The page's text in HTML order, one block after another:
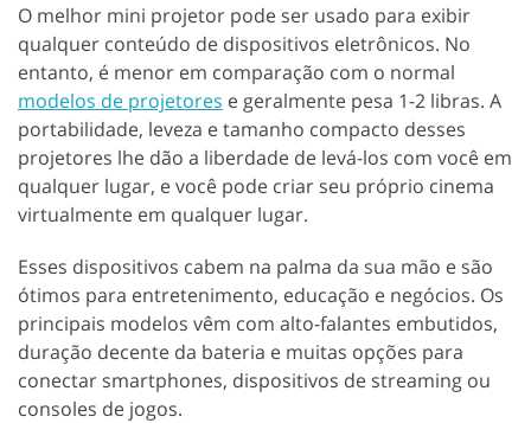
O melhor mini projetor pode ser usado para exibir
qualquer conteúdo de dispositivos eletrônicos. No
entanto, é menor em comparação com o normal
modelos de projetores e geralmente pesa 1-2 libras. A
portabilidade, leveza e tamanho compacto desses
projetores lhe dão a liberdade de levá-los com você em
qualquer lugar, e você pode criar seu próprio cinema
virtualmente em qualquer lugar.
Esses dispositivos cabem na palma da sua mão e são
ótimos para entretenimento, educação e negócios. Os
principais modelos vêm com alto-falantes embutidos,
duração decente da bateria e muitas opções para
conectar smartphones, dispositivos de streaming ou
consoles de jogos.